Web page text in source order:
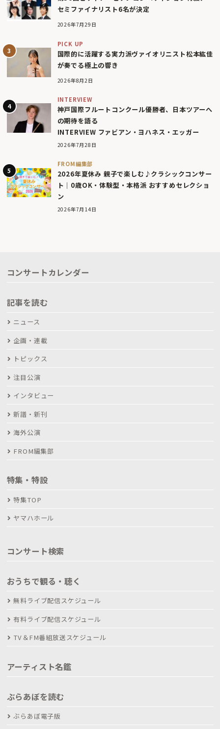
セミファイナリスト6名が決定
2026年7月29日
PICK UP
国際的に活躍する実力派ヴァイオリニスト松本紘佳
が奏でる極上の響き
2026年8月2日
INTERVIEW
神戸国際フルートコンクール優勝者、日本ツアーへ
の期待を語る
INTERVIEW ファビアン・ヨハネス・エッガー
2026年7月28日
FROM編集部
2026年夏休み 親子で楽しむ♪クラシックコンサー
ト｜0歳OK・体験型・本格派 おすすめセレクショ
ン
2026年7月14日
コンサートカレンダー
記事を読む
ニュース
企画・連載
トピックス
注目公演
インタビュー
新譜・新刊
海外公演
FROM編集部
特集・特設
特集TOP
ヤマハホール
コンサート検索
おうちで観る・聴く
無料ライブ配信スケジュール
有料ライブ配信スケジュール
TV＆FM番組放送スケジュール
アーティスト名鑑
ぶらあぼを読む
ぶらあぼ電子版